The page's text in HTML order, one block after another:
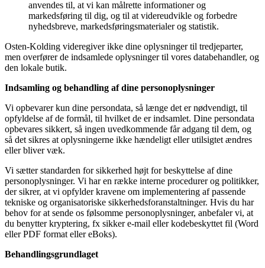
anvendes til, at vi kan målrette informationer og
markedsføring til dig, og til at videreudvikle og forbedre
nyhedsbreve, markedsføringsmaterialer og statistik.
Osten-Kolding videregiver ikke dine oplysninger til tredjeparter,
men overfører de indsamlede oplysninger til vores databehandler, og
den lokale butik.
Indsamling og behandling af dine personoplysninger
Vi opbevarer kun dine persondata, så længe det er nødvendigt, til
opfyldelse af de formål, til hvilket de er indsamlet. Dine persondata
opbevares sikkert, så ingen uvedkommende får adgang til dem, og
så det sikres at oplysningerne ikke hændeligt eller utilsigtet ændres
eller bliver væk.
Vi sætter standarden for sikkerhed højt for beskyttelse af dine
personoplysninger. Vi har en række interne procedurer og politikker,
der sikrer, at vi opfylder kravene om implementering af passende
tekniske og organisatoriske sikkerhedsforanstaltninger. Hvis du har
behov for at sende os følsomme personoplysninger, anbefaler vi, at
du benytter kryptering, fx sikker e-mail eller kodebeskyttet fil (Word
eller PDF format eller eBoks).
Behandlingsgrundlaget